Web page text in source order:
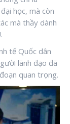
học, mà còn
mà thầy dành
tế Quốc dân
lãnh đạo đã
quan trọng.